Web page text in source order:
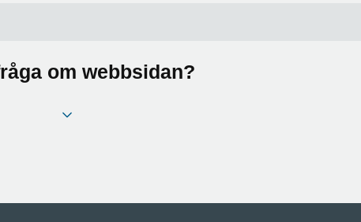
om webbsidan?